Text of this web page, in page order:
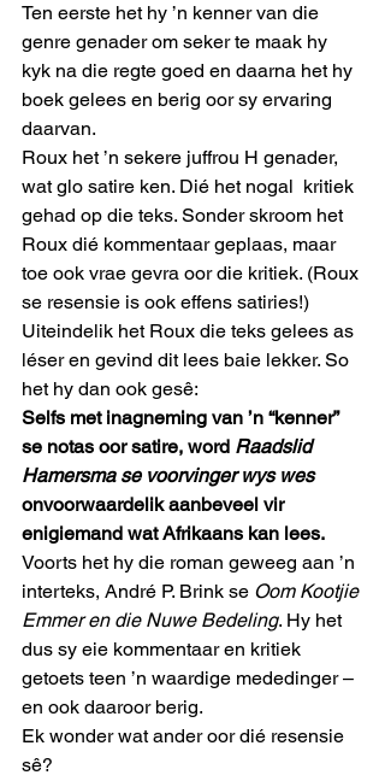
Ten eerste het hy ’n kenner van die
genre genader om seker te maak hy
kyk na die regte goed en daarna het hy
boek gelees en berig oor sy ervaring
daarvan.
Roux het ’n sekere juffrou H genader,
wat glo satire ken. Dié het nogal  kritiek
gehad op die teks. Sonder skroom het
Roux dié kommentaar geplaas, maar
toe ook vrae gevra oor die kritiek. (Roux
se resensie is ook effens satiries!)
Uiteindelik het Roux die teks gelees as
léser en gevind dit lees baie lekker. So
het hy dan ook gesê:
Selfs met inagneming van ’n “kenner”
se notas oor satire, word Raadslid
Hamersma se voorvinger wys wes
onvoorwaardelik aanbeveel vir
enigiemand wat Afrikaans kan lees.
Voorts het hy die roman geweeg aan ’n
interteks, André P. Brink se Oom Kootjie
Emmer en die Nuwe Bedeling. Hy het
dus sy eie kommentaar en kritiek
getoets teen ’n waardige mededinger –
en ook daaroor berig.
Ek wonder wat ander oor dié resensie
sê?